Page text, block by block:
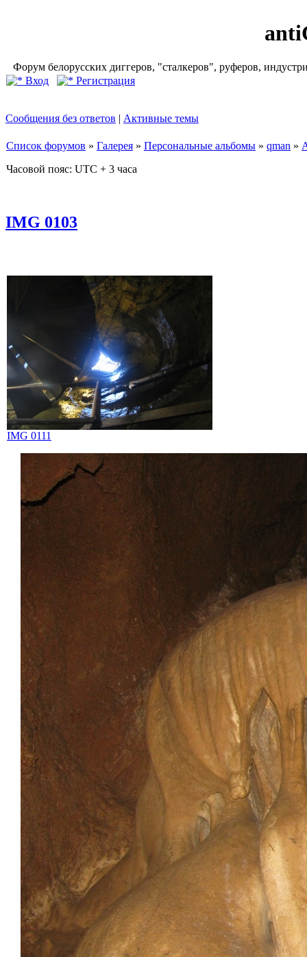
Форум белорусских диггеров, "сталкеров", руферов,
Вход
Регистрация
Сообщения без ответов | Активные темы
Список форумов » Галерея » Персональные альбомы » qman »
Часовой пояс: UTC + 3 часа
IMG 0103
IMG 0111